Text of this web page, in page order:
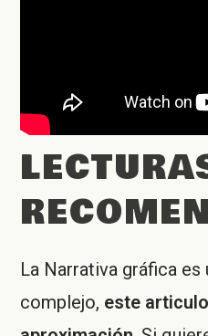
La Narrativa gráfica es
complejo, este